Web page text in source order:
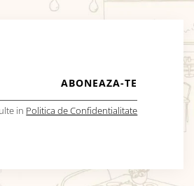
in Politica de Confidentialitate